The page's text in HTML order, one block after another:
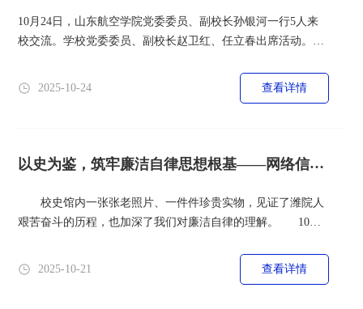
10月24日，山东航空学院党委委员、副校长孙银河一行5人来
校交流。学校党委委员、副校长赵卫红、任立春出席活动。赵
程、学科特色与发展近况，她希望两校加强交流，相互借鉴，
共同提升办学水平。任立春介绍了学校信息化建设的顶层设
校在内涵建设和智慧校园建...
2025-10-24 查看详情
以史为鉴，筑牢廉洁自律思想根基——网络信息
校史馆内一张张老照片、一件件珍贵实物，见证了潍院人
艰苦奋斗的历程，也加深了我们对廉洁自律的理解。 10月
参观学习活动。此次活动是中心深化党风廉政建设、推进“科
技赋能筑廉堤，教育浸润树清风”特色实践的重要一环。
2025-10-21 查看详情